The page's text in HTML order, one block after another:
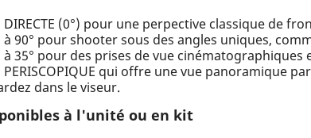
DIRECTE (0°) pour une perpective classique de
à 90° pour shooter sous des angles uniques,
à 35° pour des prises de vue
PERISCOPIQUE qui offre une vue panoramique
dans le viseur.
à l'unité ou en kit